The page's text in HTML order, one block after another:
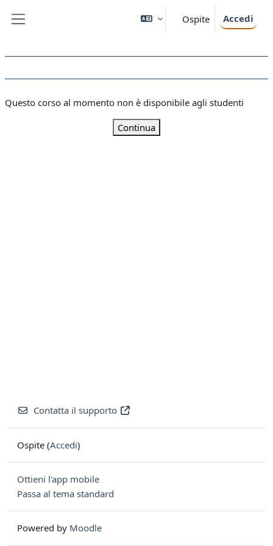
Ospite Accedi
Questo corso al momento non è disponibile agli studenti
Continua
Contatta il supporto
Ospite (Accedi)
Ottieni l'app mobile
Passa al tema standard
Powered by Moodle